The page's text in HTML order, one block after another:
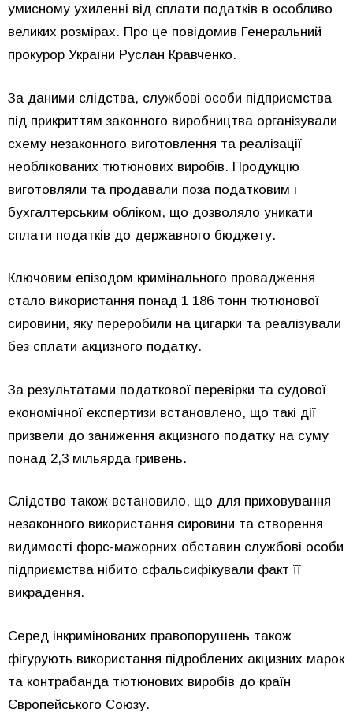
умисному ухиленні від сплати податків в особливо
великих розмірах. Про це повідомив Генеральний
прокурор України Руслан Кравченко.
За даними слідства, службові особи підприємства
під прикриттям законного виробництва організували
схему незаконного виготовлення та реалізації
необлікованих тютюнових виробів. Продукцію
виготовляли та продавали поза податковим і
бухгалтерським обліком, що дозволяло уникати
сплати податків до державного бюджету.
Ключовим епізодом кримінального провадження
стало використання понад 1 186 тонн тютюнової
сировини, яку переробили на цигарки та реалізували
без сплати акцизного податку.
За результатами податкової перевірки та судової
економічної експертизи встановлено, що такі дії
призвели до заниження акцизного податку на суму
понад 2,3 мільярда гривень.
Слідство також встановило, що для приховування
незаконного використання сировини та створення
видимості форс-мажорних обставин службові особи
підприємства нібито сфальсифікували факт її
викрадення.
Серед інкримінованих правопорушень також
фігурують використання підроблених акцизних марок
та контрабанда тютюнових виробів до країн
Європейського Союзу.